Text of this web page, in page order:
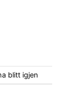
blitt igjen